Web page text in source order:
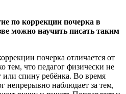
по коррекции почерка в
можно научить писать таким
почерка отличается от
тем, что педагог физически не
или спину ребёнка. Во время
непрерывно наблюдает за тем,